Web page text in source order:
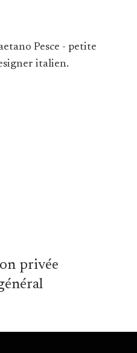
Pesce - petite
italien.
privée